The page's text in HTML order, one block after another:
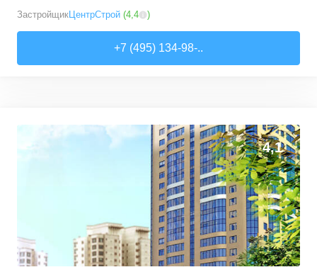
ЗастройщикЦентрСтрой (4,4 )
+7 (495) 134-98-..
4,1